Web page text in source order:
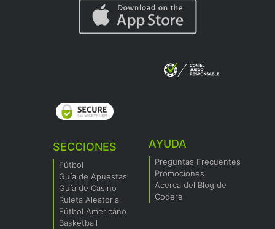
SECCIONES
Fútbol
Guía de Apuestas
Guía de Casino
Ruleta Aleatoria
Fútbol Americano
Basketball
AYUDA
Preguntas Frecuentes
Promociones
Acerca del Blog de
Codere